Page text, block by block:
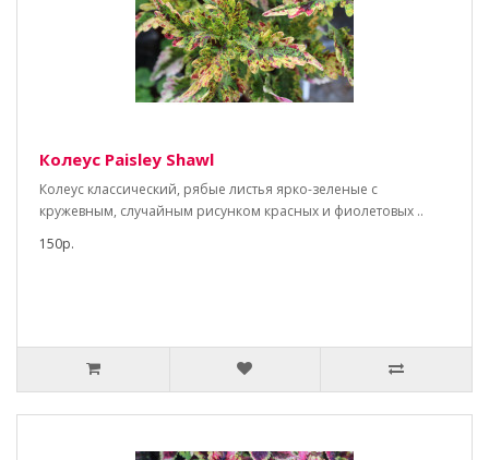
Колеус Paisley Shawl
Колеус классический, рябые листья ярко-зеленые с
кружевным, случайным рисунком красных и фиолетовых ..
150р.